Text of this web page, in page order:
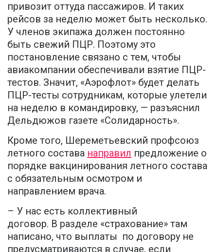
привозит оттуда пассажиров. И таких
рейсов за неделю может быть несколько.
У членов экипажа должен постоянно
быть свежий ПЦР. Поэтому это
постановление связано с тем, чтобы
авиакомпании обеспечивали взятие ПЦР-
тестов. Значит, «Аэрофлот» будет делать
ПЦР-тесты сотрудникам, которые улетели
на неделю в командировку, — разъяснил
Дельдюжов газете «Солидарность».
Кроме того, Шереметьевский профсоюз
летного состава направил предложение о
порядке вакцинирования летного состава
с обязательным осмотром и
направлением врача.
– У нас есть коллективный
договор. В разделе «страхование» там
написано, что выплаты по договору не
предусматриваются в случае, если